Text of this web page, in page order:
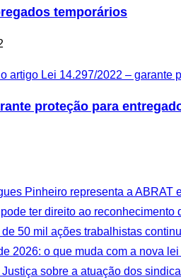
temporários
proteção para
Pinheiro representa a
ter direito ao
50 mil ações trabalhistas
2026: o que muda com a nova
sobre a atuação dos